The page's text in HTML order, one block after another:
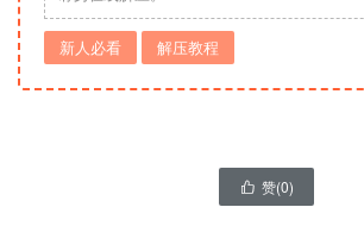
新人必看 解压教程
 赞(0)